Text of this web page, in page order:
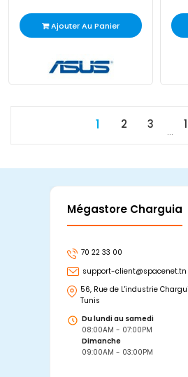
Ajouter Au Panier
1 2 3
…
Mégastore Charguia
70 22 33 00
support-client@spacenet.tn
56, Rue de L'industrie
Tunis
Du lundi au samedi
08:00AM - 07:00PM
Dimanche
09:00AM - 03:00PM